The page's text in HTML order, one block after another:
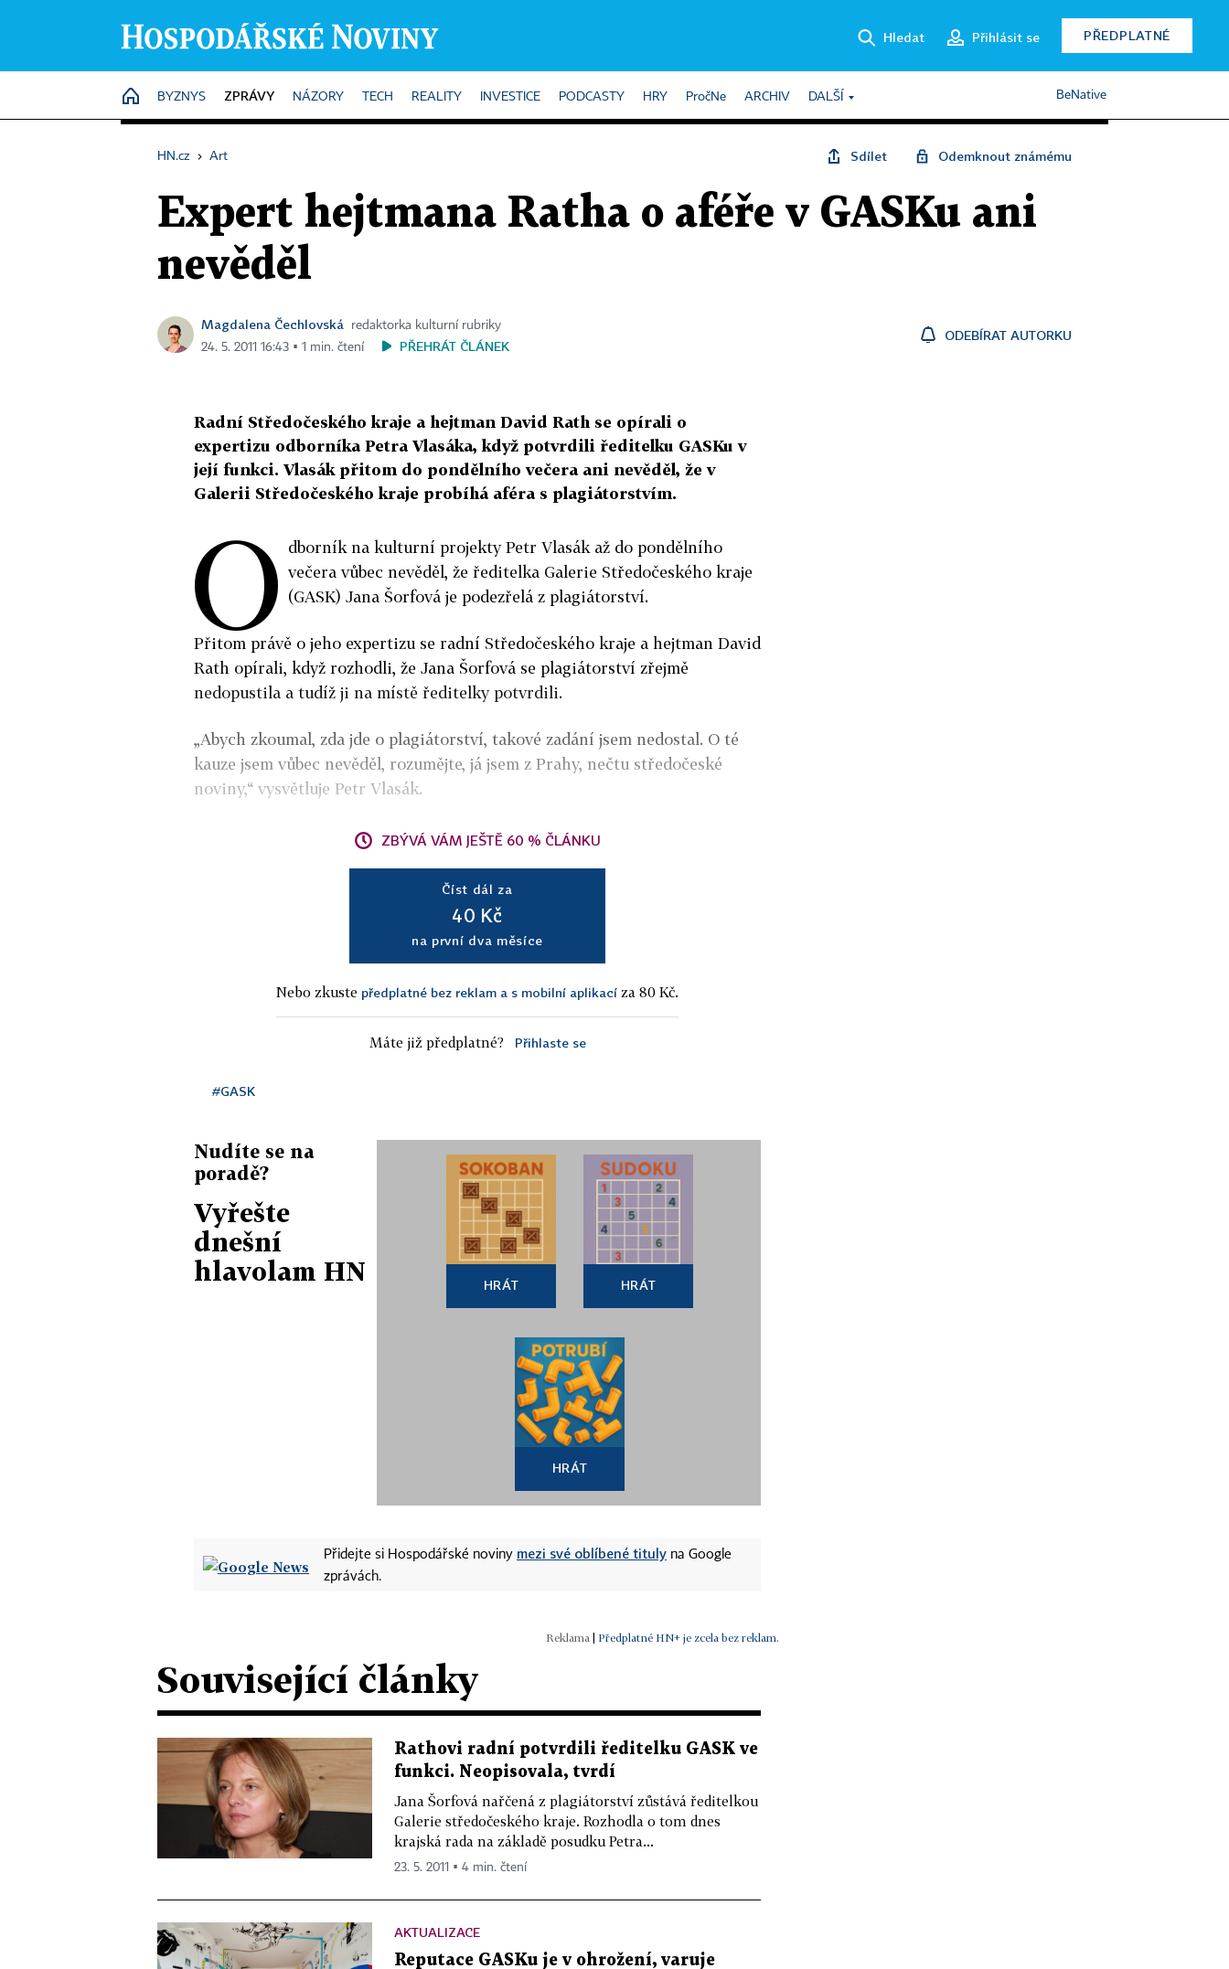
Hledat Přihlásit se PŘEDPLATNÉ
HOME
BYZNYS ZPRÁVY NÁZORY TECH REALITY INVESTICE PODCASTY HRY PročNe ARCHIV DALŠÍ BeNative
HN.cz › Art Sdílet Odemknout známému
Expert hejtmana Ratha o aféře v GASKu ani
nevěděl
Magdalena Čechlovská
redaktorka kulturní rubriky
24. 5. 2011 16:43 ▪ 1 min. čtení
PŘEHRÁT ČLÁNEK
ODEBÍRAT AUTORKU
Radní Středočeského kraje a hejtman David Rath se opírali o
expertizu odborníka Petra Vlasáka, když potvrdili ředitelku GASKu v
její funkci. Vlasák přitom do pondělního večera ani nevěděl, že v
Galerii Středočeského kraje probíhá aféra s plagiátorstvím.
O dborník na kulturní projekty Petr Vlasák až do pondělního
večera vůbec nevěděl, že ředitelka Galerie Středočeského kraje
(GASK) Jana Šorfová je podezřelá z plagiátorství.
Přitom právě o jeho expertizu se radní Středočeského kraje a hejtman David
Rath opírali, když rozhodli, že Jana Šorfová se plagiátorství zřejmě
nedopustila a tudíž ji na místě ředitelky potvrdili.
„Abych zkoumal, zda jde o plagiátorství, takové zadání jsem nedostal. O té
kauze jsem vůbec nevěděl, rozumějte, já jsem z Prahy, nečtu středočeské
noviny,“ vysvětluje Petr Vlasák.
ZBÝVÁ VÁM JEŠTĚ 60 % ČLÁNKU
Číst dál za
40 Kč
na první dva měsíce
Nebo zkuste předplatné bez reklam a s mobilní aplikací za 80 Kč.
Máte již předplatné? Přihlaste se
#GASK
Nudíte se na
poradě?
Vyřešte
dnešní
hlavolam HN
HRÁT HRÁT
HRÁT
Přidejte si Hospodářské noviny mezi své oblíbené tituly na Google
zprávách.
Předplatné HN+ je zcela bez reklam.
Související články
Rathovi radní potvrdili ředitelku GASK ve
funkci. Neopisovala, tvrdí
Jana Šorfová nařčená z plagiátorství zůstává ředitelkou
Galerie středočeského kraje. Rozhodla o tom dnes
krajská rada na základě posudku Petra...
23. 5. 2011 ▪ 4 min. čtení
AKTUALIZACE
Reputace GASKu je v ohrožení, varuje